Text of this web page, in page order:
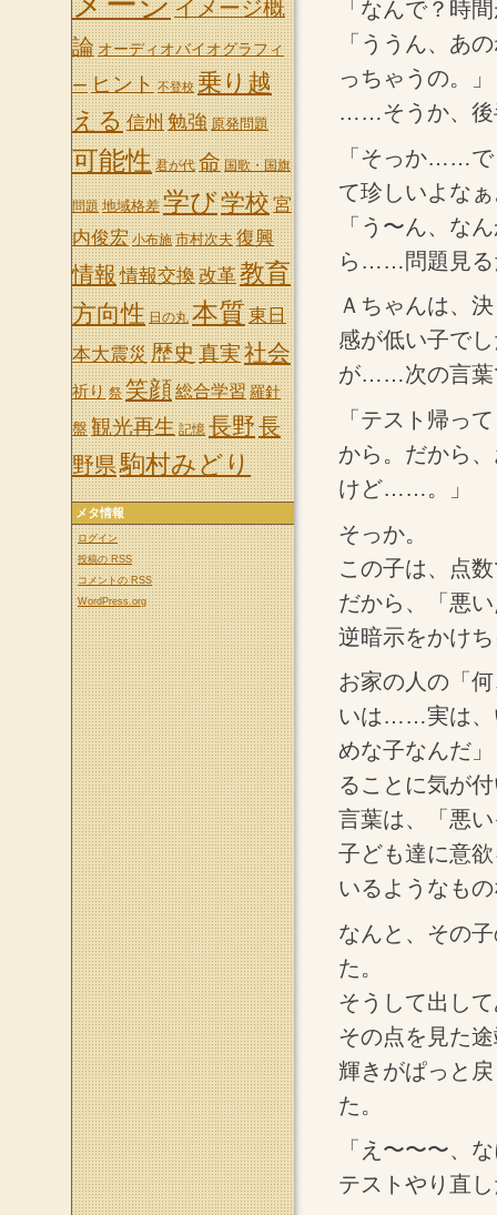
「なんで？時
「ううん、あ
っちゃうの。」
……そうか、後
「そっか……で
て珍しいよな
「う〜ん、な
ら……問題見る
Ａちゃんは、
感が低い子で
が……次の言葉
「テスト帰っ
から。だから
けど……。」
そっか。
この子は、点
だから、「悪
逆暗示をかけ
お家の人の「
いは……実は、
めな子なんだ
ることに気が
言葉は、「悪
子ども達に意
いるようなも
なんと、その
た。
そうして出し
その点を見た
輝きがぱっと
た。
「え〜〜〜、
テストやり直
イメージ概
論 オーディオバイオグラフィ
ー ヒント 不登校 乗り越
える信州 勉強 原発問題
可能性 君が代 命 国歌・国旗
問題 地域格差 学び学校 宮
内俊宏 小布施 市村次夫 復興
情報情報交換 改革教育
方向性 日の丸 本質東日
本大震災 歴史 真実社会
祈り 祭 笑顔総合学習 羅針
盤 観光再生 記憶 長野長
野県駒村みどり
メタ情報
ログイン
投稿の RSS
コメントの RSS
WordPress.org